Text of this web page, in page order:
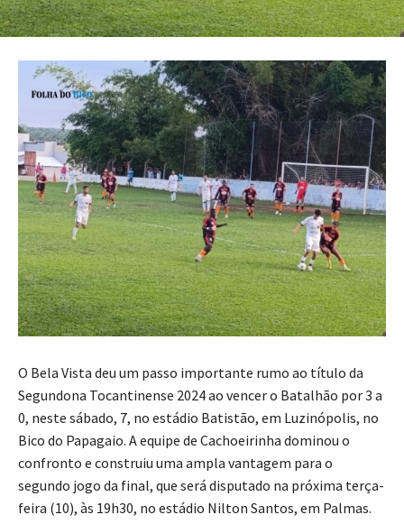
O Bela Vista deu um passo importante rumo ao título da
Segundona Tocantinense 2024 ao vencer o Batalhão por 3 a
0, neste sábado, 7, no estádio Batistão, em Luzinópolis, no
Bico do Papagaio. A equipe de Cachoeirinha dominou o
confronto e construiu uma ampla vantagem para o
segundo jogo da final, que será disputado na próxima terça-
feira (10), às 19h30, no estádio Nilton Santos, em Palmas.